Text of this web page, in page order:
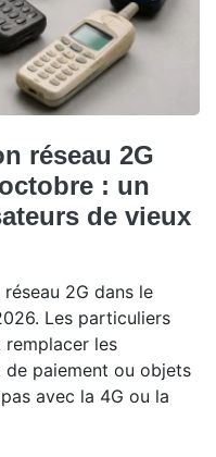
réseau 2G
: un
de vieux
2G dans le
Les particuliers
les
de paiement ou objets
avec la 4G ou la